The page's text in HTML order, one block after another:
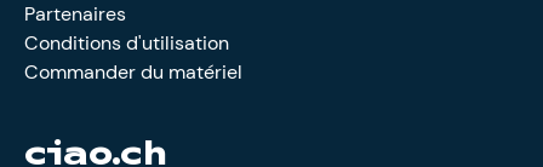
Partenaires
Conditions d'utilisation
Commander du matériel
ciao.ch